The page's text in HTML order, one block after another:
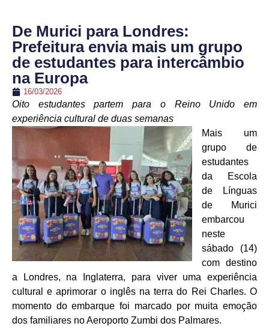
De Murici para Londres:
Prefeitura envia mais um grupo
de estudantes para intercâmbio
na Europa
16/03/2026
Oito estudantes partem para o Reino Unido em
experiência cultural de duas semanas
Mais um
grupo de
estudantes
da Escola
de Línguas
de Murici
embarcou
neste
sábado (14)
com destino
a Londres, na Inglaterra, para viver uma experiência
cultural e aprimorar o inglês na terra do Rei Charles. O
momento do embarque foi marcado por muita emoção
dos familiares no Aeroporto Zumbi dos Palmares.